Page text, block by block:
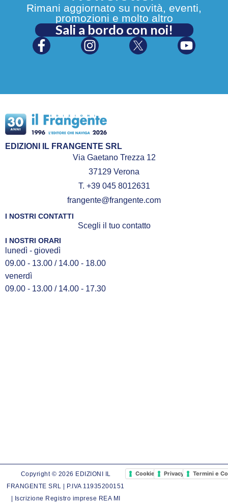
Rimani aggiornato su novità, eventi,
promozioni e molto altro
Sali a bordo con noi!
EDIZIONI IL FRANGENTE SRL
Via Gaetano Trezza 12
37129 Verona
T. +39 045 8012631
frangente@frangente.com
I NOSTRI CONTATTI
Scegli il tuo contatto
I NOSTRI ORARI
lunedì - giovedì
09.00 - 13.00 / 14.00 - 18.00
venerdì
09.00 - 13.00 / 14.00 - 17.30
Copyright © 2026 EDIZIONI IL
FRANGENTE SRL | P.IVA 11935200151
| Iscrizione Registro imprese REA MI
Cookie PolicyPrivacy PolicyTermini e